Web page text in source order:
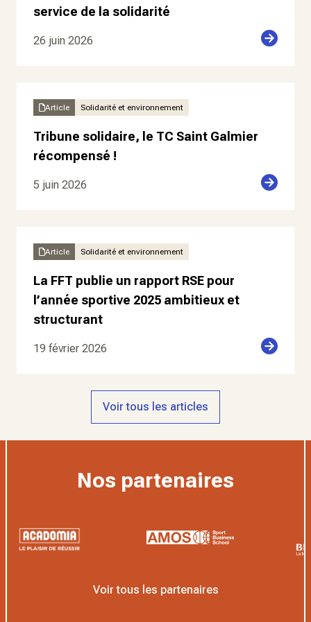
service de la solidarité
26 juin 2026
Article Solidarité et environnement
Tribune solidaire, le TC Saint Galmier
récompensé !
5 juin 2026
Article Solidarité et environnement
La FFT publie un rapport RSE pour
l’année sportive 2025 ambitieux et
structurant
19 février 2026
Voir tous les articles
Nos partenaires
Voir tous les partenaires